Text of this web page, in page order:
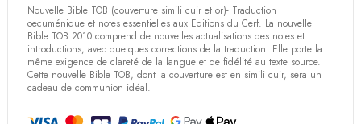
(2 avis)
Nouvelle Bible TOB (couverture simili cuir et or)- Traduction
oecuménique et notes essentielles aux Editions du Cerf. La nouvelle
Bible TOB 2010 comprend de nouvelles actualisations des notes et
introductions, avec quelques corrections de la traduction. Elle porte la
même exigence de clareté de la langue et de fidélité au texte source.
Cette nouvelle Bible TOB, dont la couverture est en simili cuir, sera un
cadeau de communion idéal.